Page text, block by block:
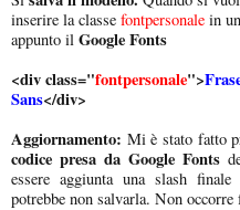
inserire la classe fontpersonale in
appunto il Google Fonts
<div class="fontpersonale">
Sans</div>
Aggiornamento: Mi è stato fatto
codice presa da Google Fonts
essere aggiunta una slash finale
potrebbe non salvarla. Non